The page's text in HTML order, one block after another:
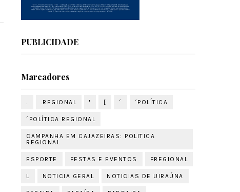
PUBLICIDADE
Marcadores
. .REGIONAL ' [ ´ ´POLÍTICA
´POLÍTICA REGIONAL
CAMPANHA EM CAJAZEIRAS: POLITICA
REGIONAL
ESPORTE FESTAS E EVENTOS FREGIONAL
L NOTICIA GERAL NOTICIAS DE UIRAÚNA